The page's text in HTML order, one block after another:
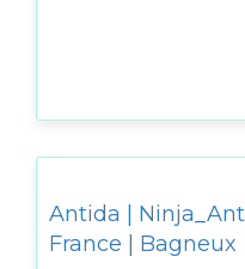
Antida |
France | Bagneux